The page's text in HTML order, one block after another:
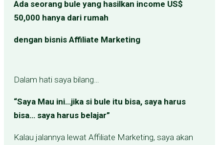
Ada seorang bule yang hasilkan income US$
50,000 hanya dari rumah
dengan bisnis Affiliate Marketing
Dalam hati saya bilang…
“Saya Mau ini…jika si bule itu bisa, saya harus
bisa… saya harus belajar”
Kalau jalannya lewat Affiliate Marketing, saya akan